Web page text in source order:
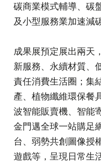
碳商業模式輔導、碳
及小型服務業加速減
成果展預定展出兩天
新服務、永續材質、
責任消費生活圈；集
產、植物纖維環保餐
波智能販賣機、智能
金門邁全球一站購足
台、弱勢共創圖像授
遊戲等，呈現日常生